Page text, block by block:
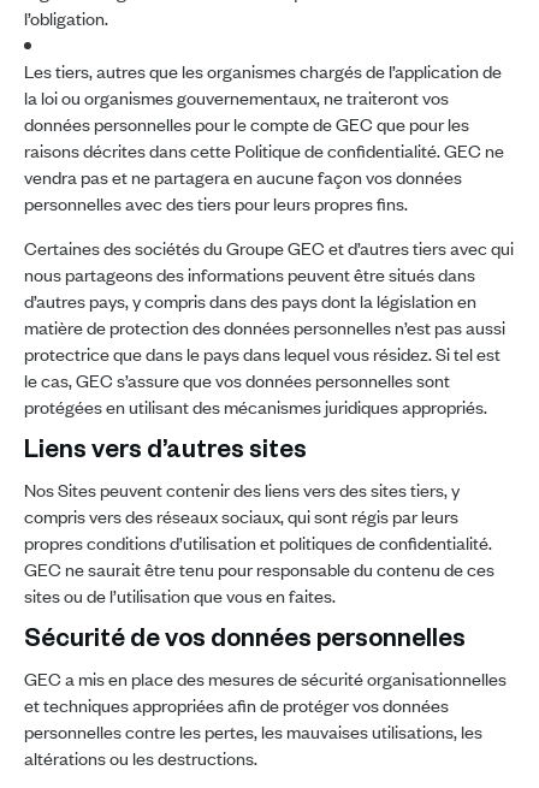
l’obligation.
Les tiers, autres que les organismes chargés de l’application de
la loi ou organismes gouvernementaux, ne traiteront vos
données personnelles pour le compte de GEC que pour les
raisons décrites dans cette Politique de confidentialité. GEC ne
vendra pas et ne partagera en aucune façon vos données
personnelles avec des tiers pour leurs propres fins.
Certaines des sociétés du Groupe GEC et d’autres tiers avec qui
nous partageons des informations peuvent être situés dans
d’autres pays, y compris dans des pays dont la législation en
matière de protection des données personnelles n’est pas aussi
protectrice que dans le pays dans lequel vous résidez. Si tel est
le cas, GEC s’assure que vos données personnelles sont
protégées en utilisant des mécanismes juridiques appropriés.
Liens vers d’autres sites
Nos Sites peuvent contenir des liens vers des sites tiers, y
compris vers des réseaux sociaux, qui sont régis par leurs
propres conditions d’utilisation et politiques de confidentialité.
GEC ne saurait être tenu pour responsable du contenu de ces
sites ou de l’utilisation que vous en faites.
Sécurité de vos données personnelles
GEC a mis en place des mesures de sécurité organisationnelles
et techniques appropriées afin de protéger vos données
personnelles contre les pertes, les mauvaises utilisations, les
altérations ou les destructions.